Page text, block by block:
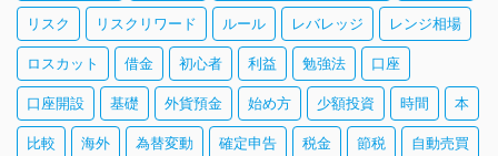
リスク リスクリワード ルール レバレッジ レンジ相場
ロスカット 借金 初心者 利益 勉強法 口座
口座開設 基礎 外貨預金 始め方 少額投資 時間 本
比較 海外 為替変動 確定申告 税金 節税 自動売買